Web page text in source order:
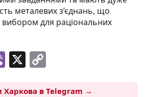
металевих з’єднань, що
для раціональних
Vi
er
X
p
Харкова в Telegram →